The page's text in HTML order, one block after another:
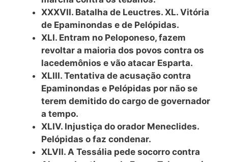
XXXVII. Batalha de Leuctres. XL. Vitória
de Epaminondas e de Pelópidas.
XLI. Entram no Peloponeso, fazem
revoltar a maioria dos povos contra os
lacedemônios e vão atacar Esparta.
XLIII. Tentativa de acusação contra
Epaminondas e Pelópidas por não se
terem demitido do cargo de governador
a tempo.
XLIV. Injustiça do orador Meneclides.
Pelópidas o faz condenar.
XLVII. A Tessália pede socorro contra